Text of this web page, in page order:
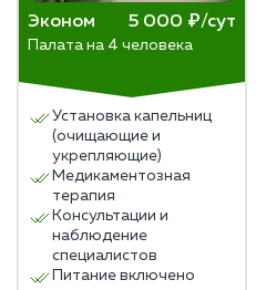
Эконом 5 000 ₽/сут
Палата на 4 человека
Установка капельниц
(очищающие и
укрепляющие)
Медикаментозная
терапия
Консультации и
наблюдение
специалистов
Питание включено